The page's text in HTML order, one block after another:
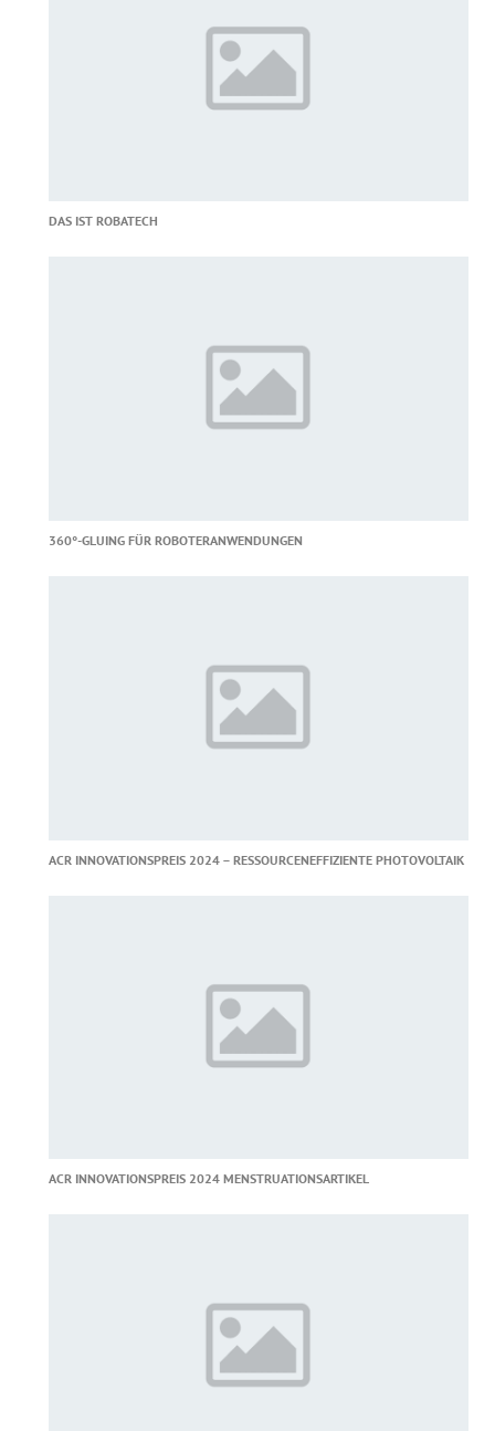
DAS IST ROBATECH
360°-GLUING FÜR ROBOTERANWENDUNGEN
ACR INNOVATIONSPREIS 2024 – RESSOURCENEFFIZIENTE PHOTOVOLTAIK
ACR INNOVATIONSPREIS 2024 MENSTRUATIONSARTIKEL